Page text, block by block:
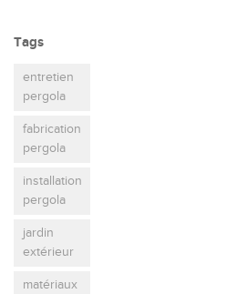
Tags
entretien
pergola
fabrication
pergola
installation
pergola
jardin
extérieur
matériaux